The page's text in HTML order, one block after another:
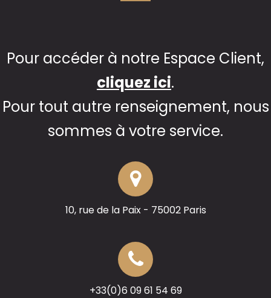
Pour accéder à notre Espace Client,
cliquez ici.
Pour tout autre renseignement, nous
sommes à votre service.
10, rue de la Paix - 75002 Paris
+33(0)6 09 61 54 69